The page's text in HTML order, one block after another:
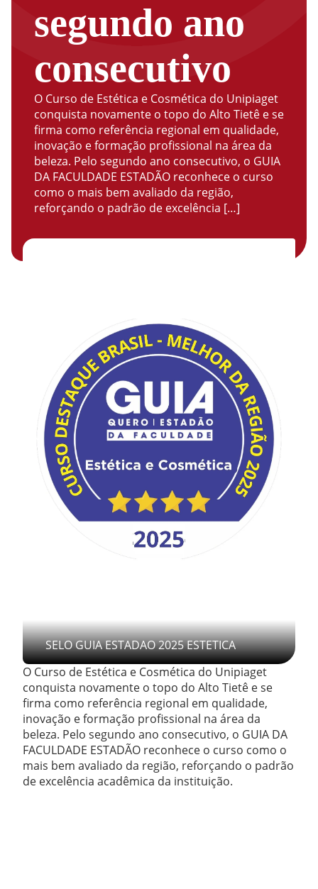
segundo ano
consecutivo
O Curso de Estética e Cosmética do Unipiaget
conquista novamente o topo do Alto Tietê e se
firma como referência regional em qualidade,
inovação e formação profissional na área da
beleza. Pelo segundo ano consecutivo, o GUIA
DA FACULDADE ESTADÃO reconhece o curso
como o mais bem avaliado da região,
reforçando o padrão de excelência […]
SELO GUIA ESTADAO 2025 ESTETICA
O Curso de Estética e Cosmética do Unipiaget
conquista novamente o topo do Alto Tietê e se
firma como referência regional em qualidade,
inovação e formação profissional na área da
beleza. Pelo segundo ano consecutivo, o GUIA DA
FACULDADE ESTADÃO reconhece o curso como o
mais bem avaliado da região, reforçando o padrão
de excelência acadêmica da instituição.